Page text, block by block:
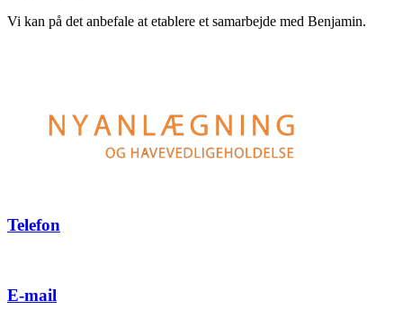
Vi kan på det anbefale at etablere et samarbejde med Benjamin.
Telefon
E-mail